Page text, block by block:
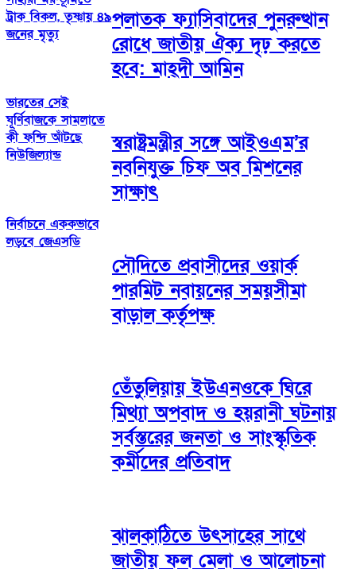
ট্রাক বিকল, তৃষ্ণায় ৪৯
জনের মৃত্যু
ভারতের সেই
ঘূর্ণিবাজকে সামলাতে
কী ফন্দি আঁটছে
নিউজিল্যান্ড
নির্বাচনে এককভাবে
লড়বে জেএসডি
পলাতক ফ্যাসিবাদের পুনরুত্থান
রোধে জাতীয় ঐক্য দৃঢ় করতে
হবে: মাহ্দী আমিন
স্বরাষ্ট্রমন্ত্রীর সঙ্গে আইওএম’র
নবনিযুক্ত চিফ অব মিশনের
সাক্ষাৎ
সৌদিতে প্রবাসীদের ওয়ার্ক
পারমিট নবায়নের সময়সীমা
বাড়াল কর্তৃপক্ষ
তেঁতুলিয়ায় ইউএনওকে ঘিরে
মিথ্যা অপবাদ ও হয়রানী ঘটনায়
সর্বস্তরের জনতা ও সাংস্কৃতিক
কর্মীদের প্রতিবাদ
ঝালকাঠিতে উৎসাহের সাথে
জাতীয় ফল মেলা ও আলোচনা